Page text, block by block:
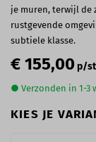
€ 155,00p/st
● Verzonden in 1-3
KIES JE
je muren, terwijl de
rustgevende
subtiele klasse.